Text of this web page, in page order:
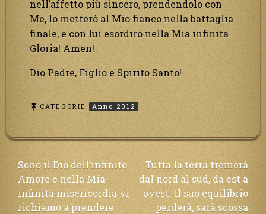
nell’affetto più sincero, prendendolo con
Me, lo metterò al Mio fianco nella battaglia
finale, e con lui esordirò nella Mia infinita
Gloria! Amen!
Dio Padre, Figlio e Spirito Santo!
CATEGORIE Anno 2012
Navigazione
articoli
Sono il Dio dell’infinito
Amore e nella Mia
infinita misericordia vi
richiamo a prendere
Tutta la terra tremerà
dal nord al sud, da est a
ovest. Il suo equilibrio
perderà, sarà scossa